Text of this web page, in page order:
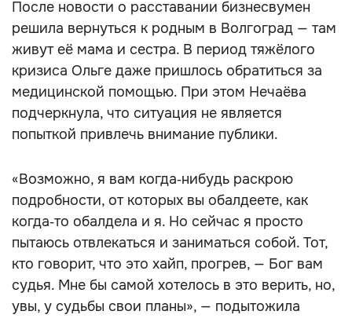
После новости о расставании бизнесвумен
решила вернуться к родным в Волгоград — там
живут её мама и сестра. В период тяжёлого
кризиса Ольге даже пришлось обратиться за
медицинской помощью. При этом Нечаёва
подчеркнула, что ситуация не является
попыткой привлечь внимание публики.
«Возможно, я вам когда‑нибудь раскрою
подробности, от которых вы обалдеете, как
когда‑то обалдела и я. Но сейчас я просто
пытаюсь отвлекаться и заниматься собой. Тот,
кто говорит, что это хайп, прогрев, — Бог вам
судья. Мне бы самой хотелось в это верить, но,
увы, у судьбы свои планы», — подытожила